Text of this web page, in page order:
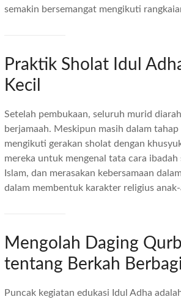
semakin bersemangat mengikuti
Praktik Sholat Idul
Kecil
Setelah pembukaan, seluruh murid
berjamaah. Meskipun masih dalam
mengikuti gerakan sholat dengan
mereka untuk mengenal tata cara
Islam, dan merasakan kebersamaan
dalam membentuk karakter religius
Mengolah Daging
tentang Berkah Berbagi
Puncak kegiatan edukasi Idul Adha